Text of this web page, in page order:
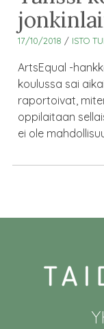
17/10/2018 / ISTO
ArtsEqual -
koulussa sai
raportoivat,
oppilaitaan
ei ole